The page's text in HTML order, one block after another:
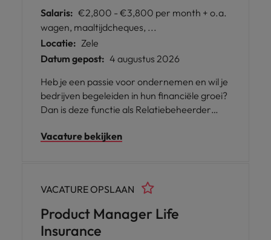
Salaris: €2,800 - €3,800 per month + o.a.
wagen, maaltijdcheques, ...
Locatie: Zele
Datum gepost: 4 augustus 2026
Heb je een passie voor ondernemen en wil je
bedrijven begeleiden in hun financiële groei?
Dan is deze functie als Relatiebeheerder
Vacature bekijken
Product Manager Life
Insurance
VACATURE OPSLAAN